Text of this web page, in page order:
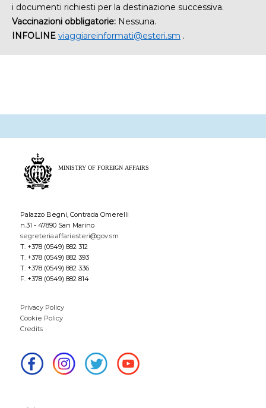
i documenti richiesti per la destinazione successiva.
Vaccinazioni obbligatorie: Nessuna.
INFOLINE viaggiareinformati@esteri.sm .
Palazzo Begni, Contrada Omerelli
n.31 - 47890 San Marino
segreteria.affariesteri@gov.sm
T. +378 (0549) 882 312
T. +378 (0549) 882 393
T. +378 (0549) 882 336
F. +378 (0549) 882 814
Privacy Policy
Cookie Policy
Credits